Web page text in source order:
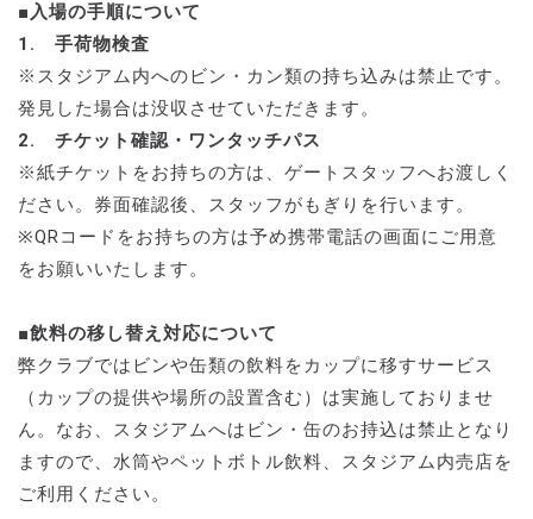
■入場の手順について
1. 手荷物検査
※スタジアム内へのビン・カン類の持ち込みは禁止です。
発見した場合は没収させていただきます。
2. チケット確認・ワンタッチパス
※紙チケットをお持ちの方は、ゲートスタッフへお渡しく
ださい。券面確認後、スタッフがもぎりを行います。
※QRコードをお持ちの方は予め携帯電話の画面にご用意
をお願いいたします。
■飲料の移し替え対応について
弊クラブではビンや缶類の飲料をカップに移すサービス
（カップの提供や場所の設置含む）は実施しておりませ
ん。なお、スタジアムへはビン・缶のお持込は禁止となり
ますので、水筒やペットボトル飲料、スタジアム内売店を
ご利用ください。